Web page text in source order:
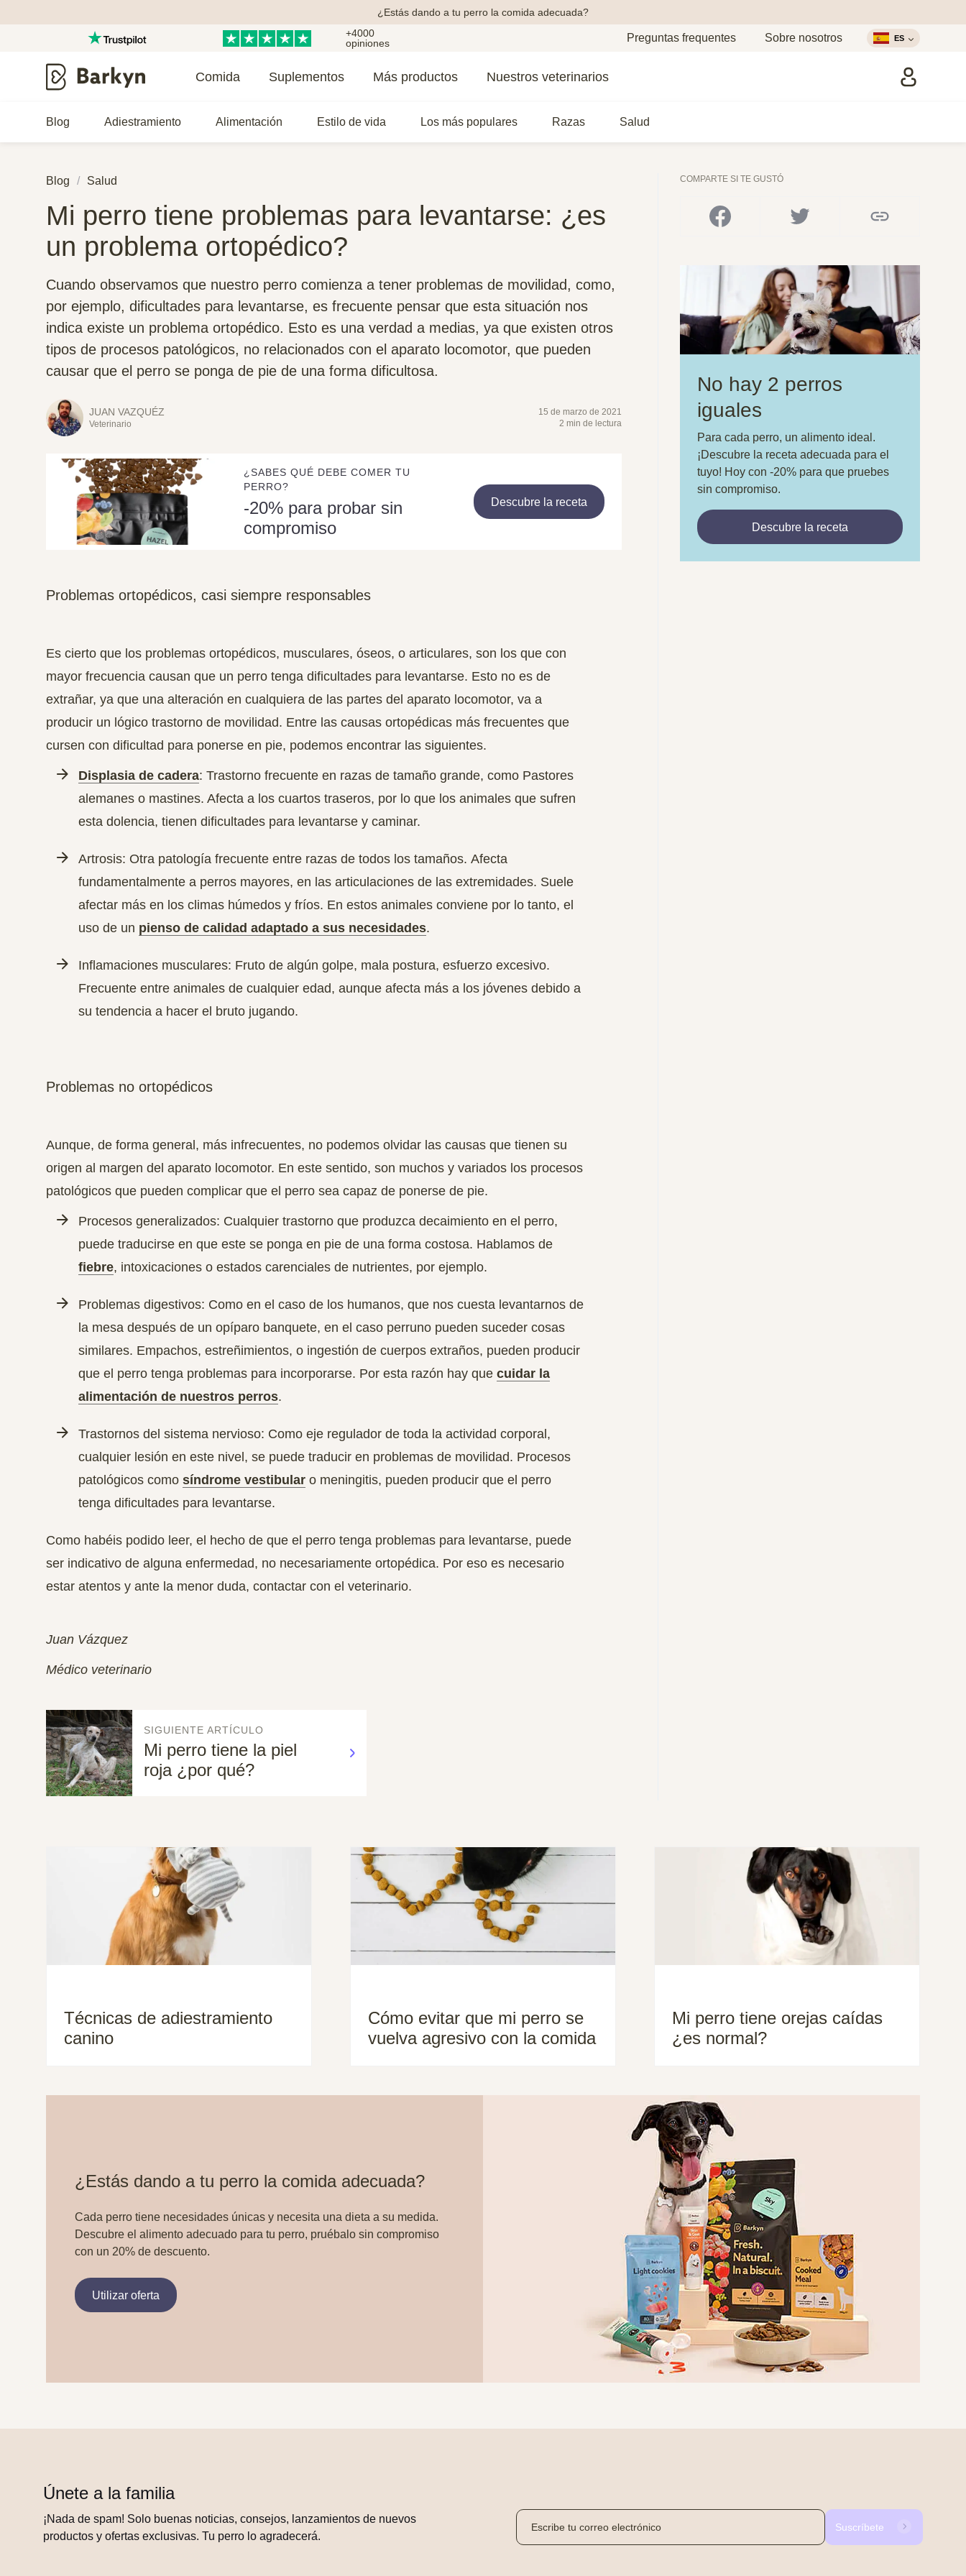
¿Estás dando a tu perro la comida adecuada?
+4000
opiniones
Preguntas frequentes Sobre nosotros ES
Comida Suplementos Más productos Nuestros veterinarios
Blog Adiestramiento Alimentación Estilo de vida Los más populares Razas Salud
Blog Salud
Mi perro tiene problemas para levantarse: ¿es
un problema ortopédico?
Cuando observamos que nuestro perro comienza a tener problemas de movilidad, como,
por ejemplo, dificultades para levantarse, es frecuente pensar que esta situación nos
indica existe un problema ortopédico. Esto es una verdad a medias, ya que existen otros
tipos de procesos patológicos, no relacionados con el aparato locomotor, que pueden
causar que el perro se ponga de pie de una forma dificultosa.
JUAN VAZQUÉZ
Veterinario
15 de marzo de 2021
2 min de lectura
¿SABES QUÉ DEBE COMER TU
PERRO?
-20% para probar sin
compromiso
Descubre la receta
Problemas ortopédicos, casi siempre responsables
Es cierto que los problemas ortopédicos, musculares, óseos, o articulares, son los que con
mayor frecuencia causan que un perro tenga dificultades para levantarse. Esto no es de
extrañar, ya que una alteración en cualquiera de las partes del aparato locomotor, va a
producir un lógico trastorno de movilidad. Entre las causas ortopédicas más frecuentes que
cursen con dificultad para ponerse en pie, podemos encontrar las siguientes.
Displasia de cadera: Trastorno frecuente en razas de tamaño grande, como Pastores
alemanes o mastines. Afecta a los cuartos traseros, por lo que los animales que sufren
esta dolencia, tienen dificultades para levantarse y caminar.
Artrosis: Otra patología frecuente entre razas de todos los tamaños. Afecta
fundamentalmente a perros mayores, en las articulaciones de las extremidades. Suele
afectar más en los climas húmedos y fríos. En estos animales conviene por lo tanto, el
uso de un pienso de calidad adaptado a sus necesidades.
Inflamaciones musculares: Fruto de algún golpe, mala postura, esfuerzo excesivo.
Frecuente entre animales de cualquier edad, aunque afecta más a los jóvenes debido a
su tendencia a hacer el bruto jugando.
Problemas no ortopédicos
Aunque, de forma general, más infrecuentes, no podemos olvidar las causas que tienen su
origen al margen del aparato locomotor. En este sentido, son muchos y variados los procesos
patológicos que pueden complicar que el perro sea capaz de ponerse de pie.
Procesos generalizados: Cualquier trastorno que produzca decaimiento en el perro,
puede traducirse en que este se ponga en pie de una forma costosa. Hablamos de
fiebre, intoxicaciones o estados carenciales de nutrientes, por ejemplo.
Problemas digestivos: Como en el caso de los humanos, que nos cuesta levantarnos de
la mesa después de un opíparo banquete, en el caso perruno pueden suceder cosas
similares. Empachos, estreñimientos, o ingestión de cuerpos extraños, pueden producir
que el perro tenga problemas para incorporarse. Por esta razón hay que cuidar la
alimentación de nuestros perros.
Trastornos del sistema nervioso: Como eje regulador de toda la actividad corporal,
cualquier lesión en este nivel, se puede traducir en problemas de movilidad. Procesos
patológicos como síndrome vestibular o meningitis, pueden producir que el perro
tenga dificultades para levantarse.
Como habéis podido leer, el hecho de que el perro tenga problemas para levantarse, puede
ser indicativo de alguna enfermedad, no necesariamente ortopédica. Por eso es necesario
estar atentos y ante la menor duda, contactar con el veterinario.
Juan Vázquez
Médico veterinario
SIGUIENTE ARTÍCULO
Mi perro tiene la piel
roja ¿por qué?
COMPARTE SI TE GUSTÓ
No hay 2 perros
iguales
Para cada perro, un alimento ideal.
¡Descubre la receta adecuada para el
tuyo! Hoy con -20% para que pruebes
sin compromiso.
Descubre la receta
Técnicas de adiestramiento
canino
Cómo evitar que mi perro se
vuelva agresivo con la comida
Mi perro tiene orejas caídas
¿es normal?
¿Estás dando a tu perro la comida adecuada?
Cada perro tiene necesidades únicas y necesita una dieta a su medida.
Descubre el alimento adecuado para tu perro, pruébalo sin compromiso
con un 20% de descuento.
Utilizar oferta
Únete a la familia
¡Nada de spam! Solo buenas noticias, consejos, lanzamientos de nuevos
productos y ofertas exclusivas. Tu perro lo agradecerá.
Suscríbete